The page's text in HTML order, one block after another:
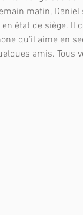
matin,
état de siège. Il
qu’il aime en
amis.